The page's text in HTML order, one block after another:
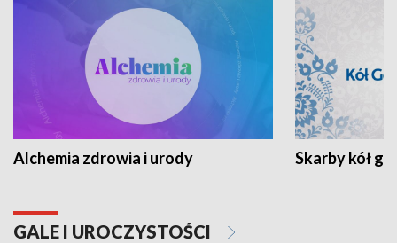
Alchemia zdrowia i urody Skarby kół
GALE I UROCZYSTOŚCI